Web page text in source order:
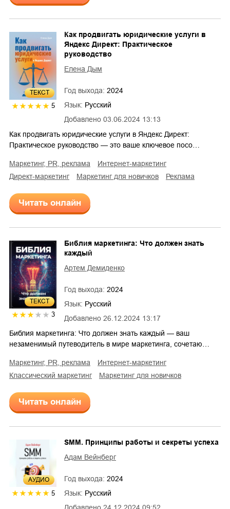
ТЕКСТ
5
Добавлено 03.06.2024 13:13
Как продвигать юридические услуги в
Яндекс Директ: Практическое
руководство
Елена Дым
Год выхода: 2024
Язык: Русский
Как продвигать юридические услуги в Яндекс Директ:
Практическое руководство — это ваше ключевое посо…
маркетинг, PR, реклама
интернет-маркетинг
директ-маркетинг
маркетинг для новичков реклама
Читать онлайн
ТЕКСТ
3 Добавлено 26.12.2024 13:17
Библия маркетинга: Что должен знать
каждый
Артем Демиденко
Год выхода: 2024
Язык: Русский
Библия маркетинга: Что должен знать каждый — ваш
незаменимый путеводитель в мире маркетинга, сочетаю…
маркетинг, PR, реклама
интернет-маркетинг
классический маркетинг
маркетинг для новичков
Читать онлайн
AУДИО
5
SMM. Принципы работы и секреты успеха
Адам Вейнберг
Год выхода: 2024
Язык: Русский